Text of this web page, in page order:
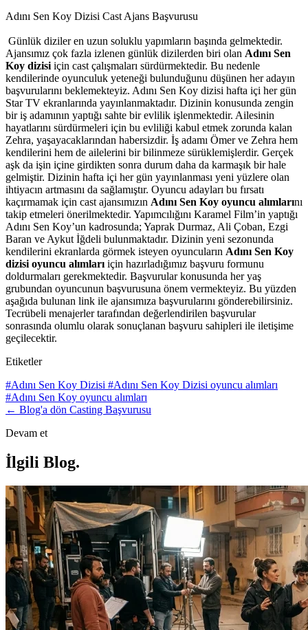
Adını Sen Koy Dizisi Cast Ajans Başvurusu
Günlük diziler en uzun soluklu yapımların başında gelmektedir.
Ajansımız çok fazla izlenen günlük dizilerden biri olan Adını Sen
Koy dizisi için cast çalışmaları sürdürmektedir. Bu nedenle
kendilerinde oyunculuk yeteneği bulunduğunu düşünen her adayın
başvurularını beklemekteyiz. Adını Sen Koy dizisi hafta içi her gün
Star TV ekranlarında yayınlanmaktadır. Dizinin konusunda zengin
bir iş adamının yaptığı sahte bir evlilik işlenmektedir. Ailesinin
hayatlarını sürdürmeleri için bu evliliği kabul etmek zorunda kalan
Zehra, yaşayacaklarından habersizdir. İş adamı Ömer ve Zehra hem
kendilerini hem de ailelerini bir bilinmeze sürüklemişlerdir. Gerçek
aşk da işin içine girdikten sonra durum daha da karmaşık bir hale
gelmiştir. Dizinin hafta içi her gün yayınlanması yeni yüzlere olan
ihtiyacın artmasını da sağlamıştır. Oyuncu adayları bu fırsatı
kaçırmamak için cast ajansımızın Adını Sen Koy oyuncu alımlarını
takip etmeleri önerilmektedir. Yapımcılığını Karamel Film’in yaptığı
Adını Sen Koy’un kadrosunda; Yaprak Durmaz, Ali Çoban, Ezgi
Baran ve Aykut İğdeli bulunmaktadır. Dizinin yeni sezonunda
kendilerini ekranlarda görmek isteyen oyuncuların Adını Sen Koy
dizisi oyuncu alımları için hazırladığımız başvuru formunu
doldurmaları gerekmektedir. Başvurular konusunda her yaş
grubundan oyuncunun başvurusuna önem vermekteyiz. Bu yüzden
aşağıda bulunan link ile ajansımıza başvurularını gönderebilirsiniz.
Tecrübeli menajerler tarafından değerlendirilen başvurular
sonrasında olumlu olarak sonuçlanan başvuru sahipleri ile iletişime
geçilecektir.
Etiketler
#Adını Sen Koy Dizisi #Adını Sen Koy Dizisi oyuncu alımları
#Adını Sen Koy oyuncu alımları
← Blog'a dön Casting Başvurusu
Devam et
İlgili Blog.